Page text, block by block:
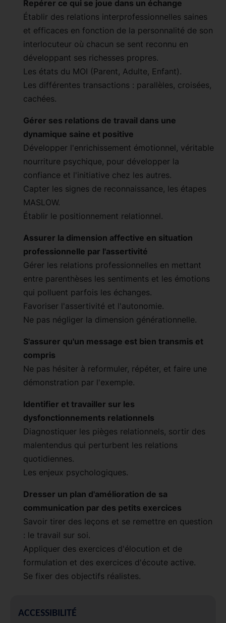
Repérer ce qui se joue dans un échange
Établir des relations interprofessionnelles saines
et efficaces en fonction de la personnalité de son
interlocuteur où chacun se sent reconnu en
développant ses richesses propres.
Les états du MOI (Parent, Adulte, Enfant).
Les différentes transactions : parallèles, croisées,
cachées.
Gérer ses relations de travail dans une
dynamique saine et positive
Développer l'enrichissement émotionnel, véritable
nourriture psychique, pour développer la
confiance et l'initiative chez les autres.
Capter les signes de reconnaissance, les étapes
MASLOW.
Établir le positionnement relationnel.
Assurer la dimension affective en situation
professionnelle par l'assertivité
Gérer les relations professionnelles en mettant
entre parenthèses les sentiments et les émotions
qui polluent parfois les échanges.
Favoriser l'assertivité et l'autonomie.
Ne pas négliger la dimension générationnelle.
S'assurer qu'un message est bien transmis et
compris
Ne pas hésiter à reformuler, répéter, et faire une
démonstration par l'exemple.
Identifier et travailler sur les
dysfonctionnements relationnels
Diagnostiquer les pièges relationnels, sortir des
malentendus qui perturbent les relations
quotidiennes.
Les enjeux psychologiques.
Dresser un plan d'amélioration de sa
communication par des petits exercices
Savoir tirer des leçons et se remettre en question
: le travail sur soi.
Appliquer des exercices d'élocution et de
formulation et des exercices d'écoute active.
Se fixer des objectifs réalistes.
ACCESSIBILITÉ